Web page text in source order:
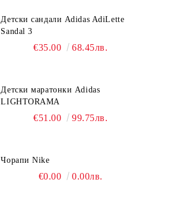
Детски сандали Adidas AdiLette
Sandal 3
€35.00 68.45лв.
Детски маратонки Adidas
LIGHTORAMA
€51.00 99.75лв.
Чорапи Nike
€0.00 0.00лв.